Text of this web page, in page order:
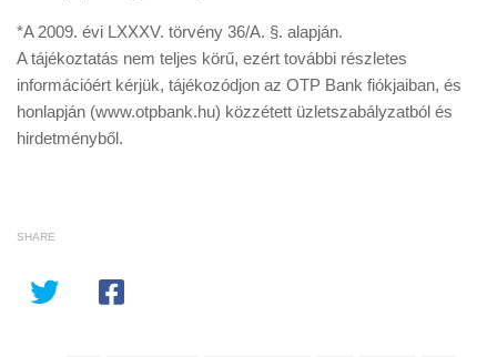
*A 2009. évi LXXXV. törvény 36/A. §. alapján.
A tájékoztatás nem teljes körű, ezért további részletes
információért kérjük, tájékozódjon az OTP Bank fiókjaiban, és
honlapján (www.otpbank.hu) közzétett üzletszabályzatból és
hirdetményből.
SHARE